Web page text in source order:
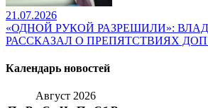
21.07.2026
«ОДНОЙ РУКОЙ РАЗРЕШИЛИ»:
РАССКАЗАЛ О ПРЕПЯТСТВИЯХ
Календарь новостей
Август 2026